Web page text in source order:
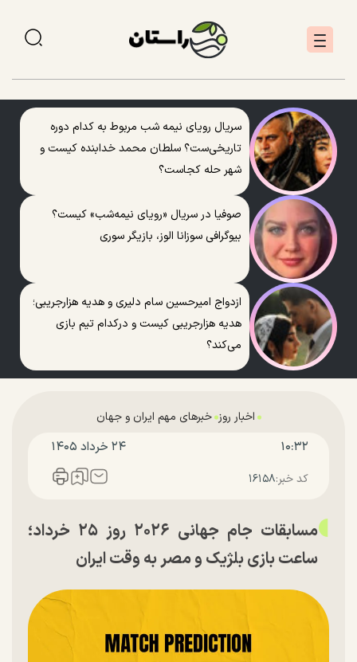
سریال رویای نیمه شب مربوط به کدام دوره
تاریخی‌ست؟ سلطان محمد خدابنده کیست و
شهر حله کجاست؟
صوفیا در سریال «رویای نیمه‌شب» کیست؟
بیوگرافی سوزانا الوز، بازیگر سوری
ازدواج امیرحسین سام دلیری و هدیه هزارجریبی؛
هدیه هزارجریبی کیست و درکدام تیم بازی
می‌کند؟
اخبار روز خبرهای مهم ایران و جهان
۱۰:۳۲ ۲۴ خرداد ۱۴۰۵
کد خبر:۱۶۱۵۸
مسابقات جام جهانی ۲۰۲۶ روز ۲۵ خرداد؛
ساعت بازی بلژیک و مصر به وقت ایران